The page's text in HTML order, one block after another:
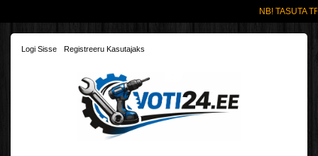
NB! TASUTA
Logi Sisse Registreeru Kasutajaks